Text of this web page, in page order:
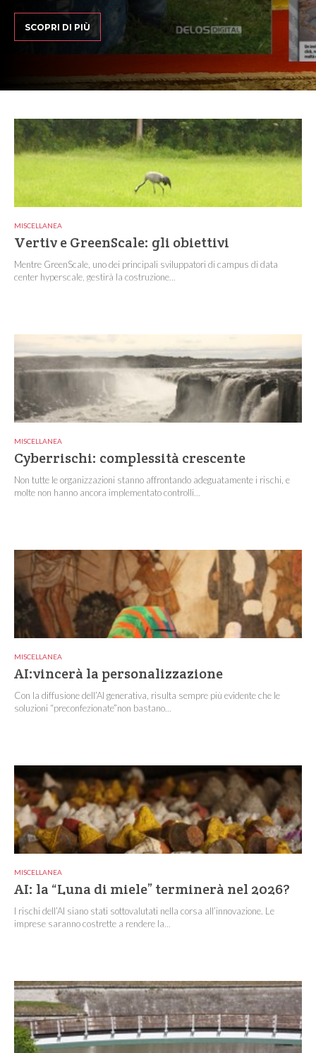
SCOPRI DI PIÙ
MISCELLANEA
Vertiv e GreenScale: gli obiettivi
Mentre GreenScale, uno dei principali sviluppatori di campus di data
center hyperscale, gestirà la costruzione...
MISCELLANEA
Cyberrischi: complessità crescente
Non tutte le organizzazioni stanno affrontando adeguatamente i rischi, e
molte non hanno ancora implementato controlli...
MISCELLANEA
AI:vincerà la personalizzazione
Con la diffusione dell’AI generativa, risulta sempre più evidente che le
soluzioni “preconfezionate”non bastano...
MISCELLANEA
AI: la “Luna di miele” terminerà nel 2026?
I rischi dell’AI siano stati sottovalutati nella corsa all’innovazione. Le
imprese saranno costrette a rendere la...